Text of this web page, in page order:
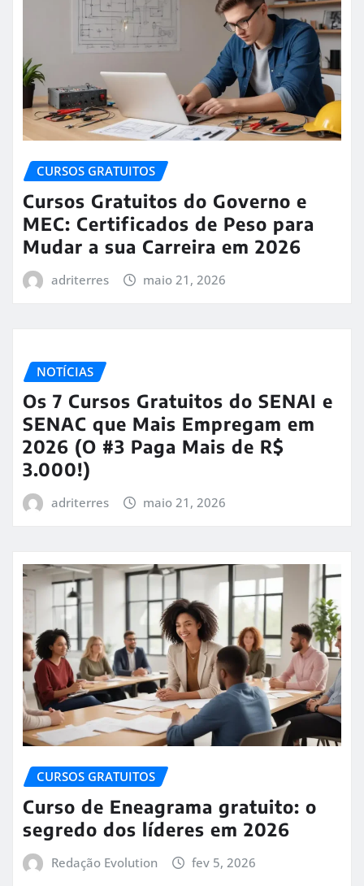
CURSOS GRATUITOS
Cursos Gratuitos do Governo e
MEC: Certificados de Peso para
Mudar a sua Carreira em 2026
adriterres maio 21, 2026
NOTÍCIAS
Os 7 Cursos Gratuitos do SENAI e
SENAC que Mais Empregam em
2026 (O #3 Paga Mais de R$
3.000!)
adriterres maio 21, 2026
CURSOS GRATUITOS
Curso de Eneagrama gratuito: o
segredo dos líderes em 2026
Redação Evolution fev 5, 2026